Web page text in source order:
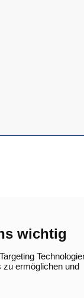
wichtig
zu ermöglichen und